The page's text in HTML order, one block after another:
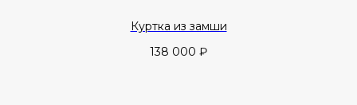
Куртка из замши
138 000 ₽